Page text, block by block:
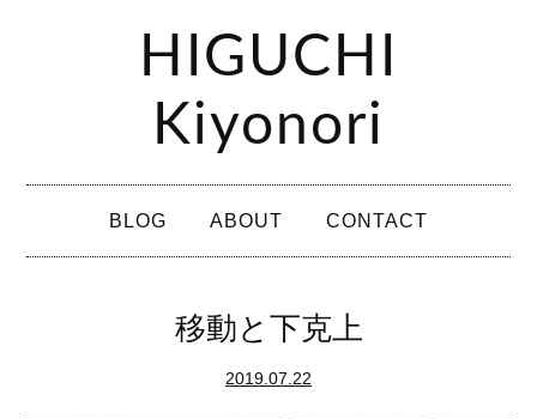
HIGUCHI
Kiyonori
イ
BLOG ABOUT CONTACT
移動と下克上
2019.07.22